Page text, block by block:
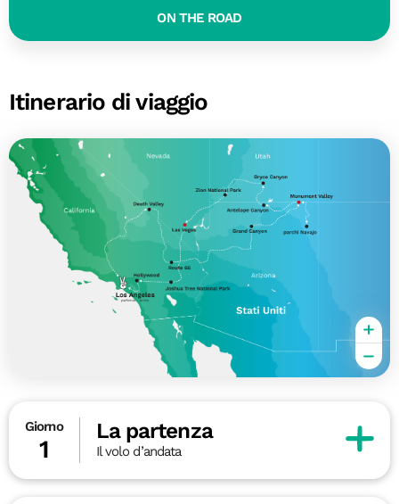
ON THE ROAD
Itinerario di viaggio
Giorno
1
La partenza
Il volo d’andata